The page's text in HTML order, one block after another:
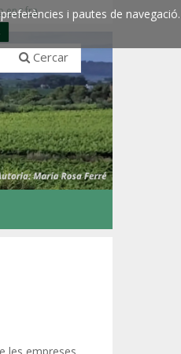
i pautes de navegació.
engfra
Cercar